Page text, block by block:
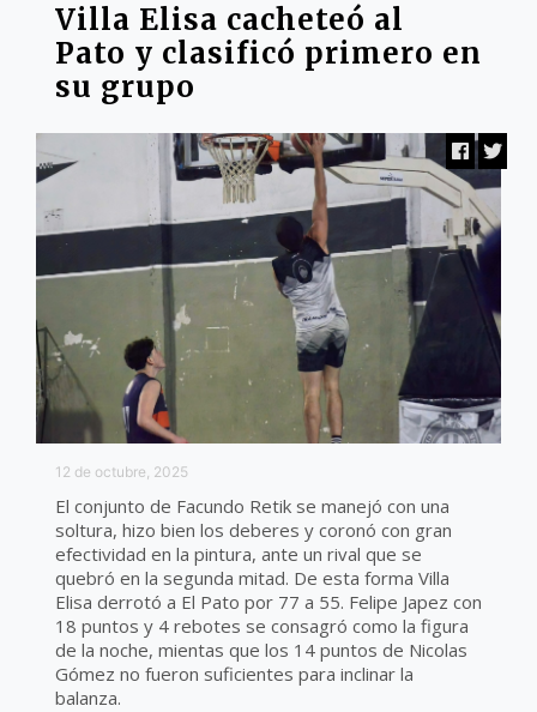
Villa Elisa cacheteó al
Pato y clasificó primero en
su grupo
12 de octubre, 2025
El conjunto de Facundo Retik se manejó con una
soltura, hizo bien los deberes y coronó con gran
efectividad en la pintura, ante un rival que se
quebró en la segunda mitad. De esta forma Villa
Elisa derrotó a El Pato por 77 a 55. Felipe Japez con
18 puntos y 4 rebotes se consagró como la figura
de la noche, mientas que los 14 puntos de Nicolas
Gómez no fueron suficientes para inclinar la
balanza.